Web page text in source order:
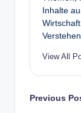
Inhalte
View All
Post
Previous